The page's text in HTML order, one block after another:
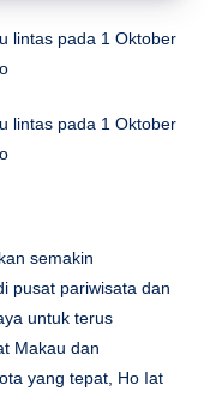
lintas pada 1 Oktober
lintas pada 1 Oktober
semakin
pusat pariwisata dan
untuk terus
Makau dan
yang tepat, Ho Iat